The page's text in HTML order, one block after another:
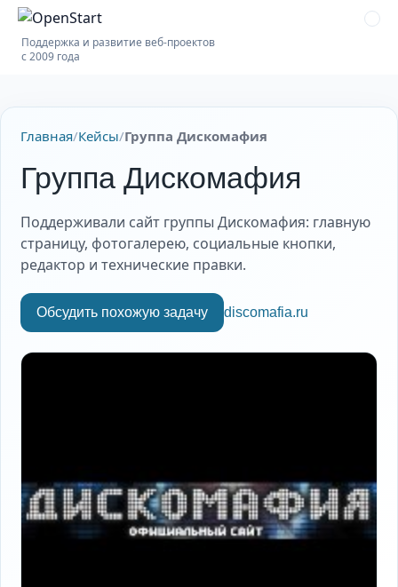
Поддержка и развитие веб-проектов
с 2009 года
Главная/Кейсы/Группа Дискомафия
Группа Дискомафия
Поддерживали сайт группы Дискомафия: главную
страницу, фотогалерею, социальные кнопки,
редактор и технические правки.
Обсудить похожую задачу discomafia.ru